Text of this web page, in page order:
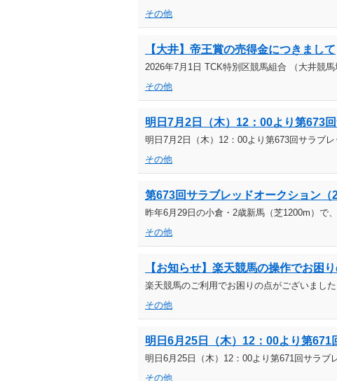
その他
【大井】帝王賞の売得金につきまして
2026年7月1日 TCK特別区競馬組合 （大井競
その他
明日7月2日（木）12：00より第673
明日7月2日（木）12：00より第673回サラブ
その他
第673回サラブレッドオークション
昨年6月29日の小倉・2歳新馬（芝1200m）で
その他
【お知らせ】楽天競馬の操作でお困
楽天競馬のご利用でお困りの点がございまし
その他
明日6月25日（木）12：00より第
明日6月25日（木）12：00より第671回サラ
その他